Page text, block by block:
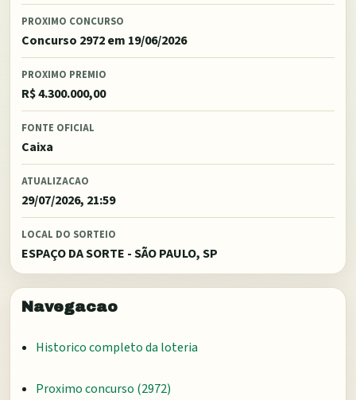
PROXIMO CONCURSO
Concurso 2972em 19/06/2026
PROXIMO PREMIO
R$ 4.300.000,00
FONTE OFICIAL
Caixa
ATUALIZACAO
29/07/2026, 21:59
LOCAL DO SORTEIO
ESPAÇO DA SORTE - SÃO PAULO, SP
Navegacao
Historico completo da loteria
Proximo concurso (2972)